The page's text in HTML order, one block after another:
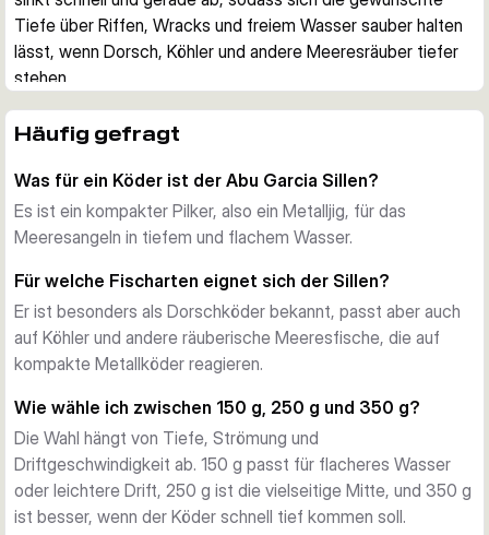
Tiefe über Riffen, Wracks und freiem Wasser sauber halten
lässt, wenn Dorsch, Köhler und andere Meeresräuber tiefer
stehen.
Der Sillen ist für das Meeresangeln in unterschiedlichen
flachem Wasser, damit passt er sowohl zum Driftangeln im
Fjord als auch zu Küstenplätzen vom Boot aus.
Schnelles Absinken, reizvolle Aktion
und sorgt für ein gerades Absinken. Beim Anjiggen oder
Einkurbeln entwickelt der Pilker eine verführerische Aktion,
die harte Bisse größerer Räuber auslösen kann.
Mehrere Gewichte für verschiedene Tiefen
lässt sich das passende Gewicht gezielt an Strömung,
Driftgeschwindigkeit und Angeltiefe anpassen, ohne auf eine
andere Köderserie zu wechseln.
Bewährte Wahl für Dorsch und andere Meeresräuber
Der Sillen gilt als bewährter Großfischköder. Besonders beim
Häufig gefragt
Was für ein Köder ist der Abu Garcia Sillen?
Es ist ein kompakter Pilker, also ein Metalljig, für das
Meeresangeln in tiefem und flachem Wasser.
Für welche Fischarten eignet sich der Sillen?
Er ist besonders als Dorschköder bekannt, passt aber auch
auf Köhler und andere räuberische Meeresfische, die auf
kompakte Metallköder reagieren.
Wie wähle ich zwischen 150 g, 250 g und 350 g?
Die Wahl hängt von Tiefe, Strömung und
Driftgeschwindigkeit ab. 150 g passt für flacheres Wasser
oder leichtere Drift, 250 g ist die vielseitige Mitte, und 350 g
ist besser, wenn der Köder schnell tief kommen soll.